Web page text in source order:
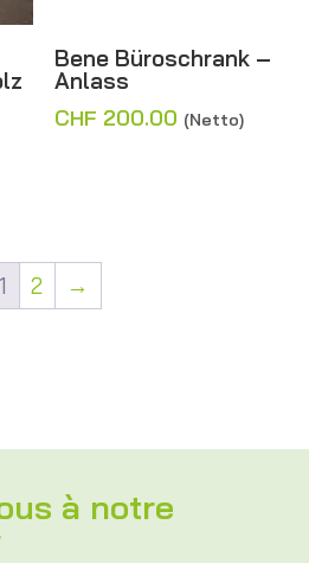
Bene Büroschrank –
Anlass
CHF 200.00 (Netto)
1 2 →
à notre